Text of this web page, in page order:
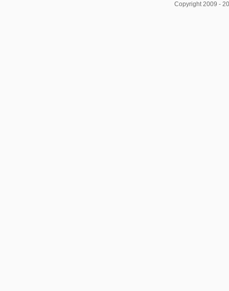
Copyright 2009 -